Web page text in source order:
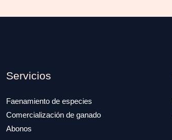
Servicios
Faenamiento de especies
Comercialización de ganado
Abonos